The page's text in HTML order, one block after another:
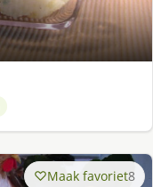
Maak favoriet8